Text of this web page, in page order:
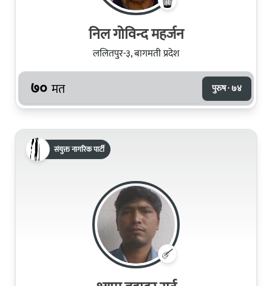
निल गोविन्द महर्जन
ललितपुर-३, बागमती प्रदेश
७० मत पुरुष · ७४
संयुक्त नागरिक पार्टी